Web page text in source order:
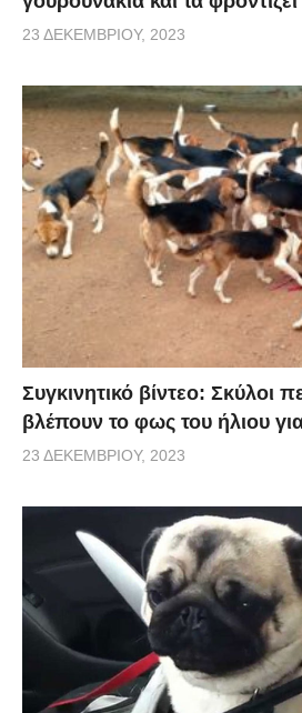
23 ΔΕΚΕΜΒΡΊΟΥ, 2023
Συγκινητικό βίντεο: Σκύλοι
βλέπουν το φως του ήλιου
23 ΔΕΚΕΜΒΡΊΟΥ, 2023